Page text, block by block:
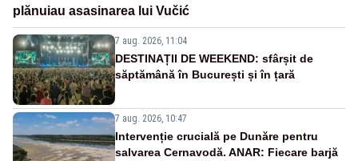
plănuiau asasinarea lui Vučić
7 aug. 2026, 11:04
DESTINAȚII DE WEEKEND: sfârșit de
săptămână în București și în țară
7 aug. 2026, 10:47
Intervenție crucială pe Dunăre pentru
salvarea Cernavodă. ANAR: Fiecare barjă